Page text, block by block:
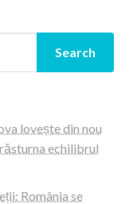
Search
lovește din nou
echilibrul
România se